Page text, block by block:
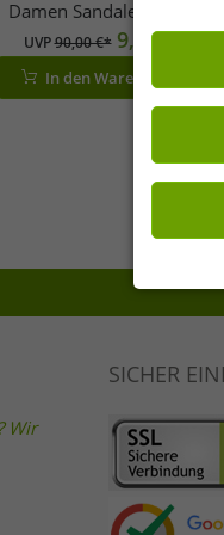
Damen Sandalen EVA-
Innensohle mit
Schuhe 1028557
UVP90,00 €* 9,00 €
In den Warenkorb
Wir
SICHER